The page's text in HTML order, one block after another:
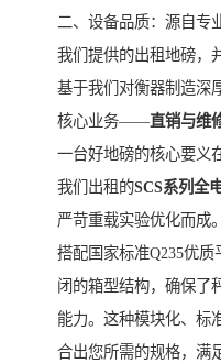
二、设备品质：源自专
我们提供的出租地磅，
基于我们对衡器制造深
核心业务——直销与维
一台好地磅的核心要义
我们出租的SCS系列全
严苛重载实验优化而成
搭配国家标准Q235优
闭的箱型结构，确保了
能力。这种模块化、标
合出您所需的规格，满